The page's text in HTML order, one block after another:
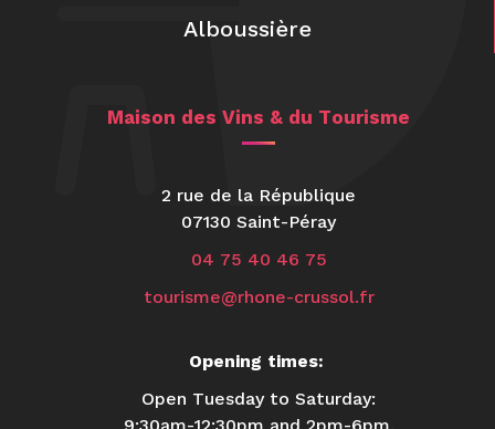
Alboussière
Maison des Vins & du Tourisme
2 rue de la République
07130 Saint-Péray
04 75 40 46 75
tourisme@rhone-crussol.fr
Opening times:
Open Tuesday to Saturday: